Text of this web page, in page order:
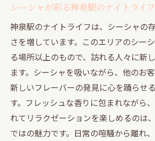
シーシャが彩る神泉駅のナイトライフ
神泉駅のナイトライフは、シーシャの
さを増しています。このエリアのシー
る場所以上のもので、訪れる人々に新
ます。シーシャを吸いながら、他のお客
新しいフレーバーの発見に心を踊らせ
す。フレッシュな香りに包まれながら
れてリラクゼーションを楽しめるのは
ではの魅力です。日常の喧騒から離れ